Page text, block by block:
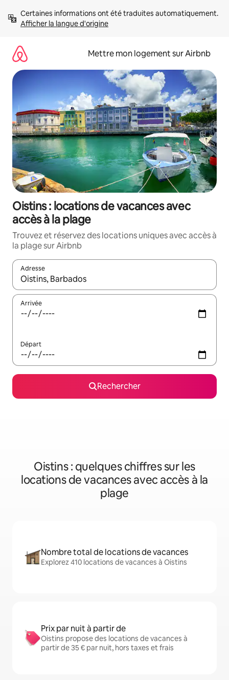
directement
Afficher la langue d'origine
Mettre mon logement sur Airbnb
Oistins : locations de vacances avec
accès à la plage
Trouvez et réservez des locations uniques avec accès à
la plage sur Airbnb
Adresse
Lorsque les résultats s'affichent, utilisez les flèches vers le
Arrivée
Départ
Rechercher
Oistins : quelques chiffres sur les
locations de vacances avec accès à la
plage
Nombre total de locations de vacances
Explorez 410 locations de vacances à Oistins
Prix par nuit à partir de
Oistins propose des locations de vacances à
partir de 35 € par nuit, hors taxes et frais